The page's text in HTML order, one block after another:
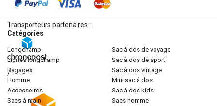
Transporteurs partenaires :
/
Catégories
longchamp
lignes longchamp
bagages
homme
accessoires
sacs à main
sac à dos de voyage
sac à dos de sport
sac à dos vintage
mini sac à dos
sac à dos kids
sacs homme